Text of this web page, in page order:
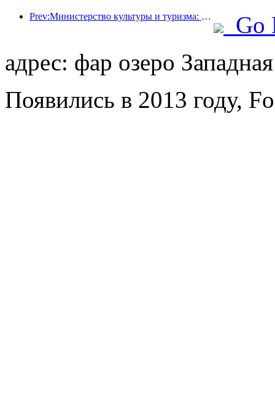
Prev:Министерство культуры и туризма: уделяет особое внимание как спросу, так и предложению для регулирования культурной и туристической потребительской деятельности и путешествий.
Go
адрес: фар озеро
Появились в 2013 году,